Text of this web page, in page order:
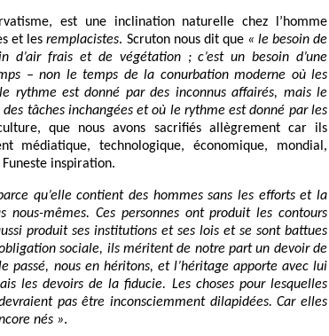
est une inclination naturelle chez l’homme
et lesremplacistes. Scruton nous dit que « le besoin de
d’air frais et de végétation ; c’est un besoin d’une
– non le temps de la conurbation moderne où les
rythme est donné par des inconnus affairés, mais le
tâches inchangées et où le rythme est donné par les
que nous avons sacrifiés allègrement car ils
médiatique, technologique, économique, mondial,
inspiration.
qu’elle contient des hommes sans les efforts et la
nous-mêmes. Ces personnes ont produit les contours
produit ses institutions et ses lois et se sont battues
sociale, ils méritent de notre part un devoir de
passé, nous en héritons, et l’héritage apporte avec lui
les devoirs de la fiducie. Les choses pour lesquelles
pas être inconsciemment dilapidées. Car elles
nés ».